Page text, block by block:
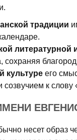
традиции
литературной
сохраняя
культуре его
созвучием к
несет образ